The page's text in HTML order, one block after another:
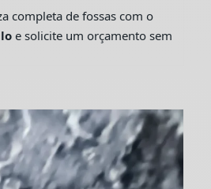
completa de fossas com o
e solicite um orçamento sem